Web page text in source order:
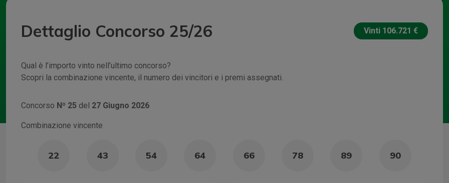
Dettaglio Concorso 25/26 Vinti 106.721 €
Qual è l’importo vinto nell’ultimo concorso?
Scopri la combinazione vincente, il numero dei vincitori e i premi assegnati.
Concorso Nº 25 del 27 Giugno 2026
Combinazione vincente
22 43 54 64 66 78 89 90